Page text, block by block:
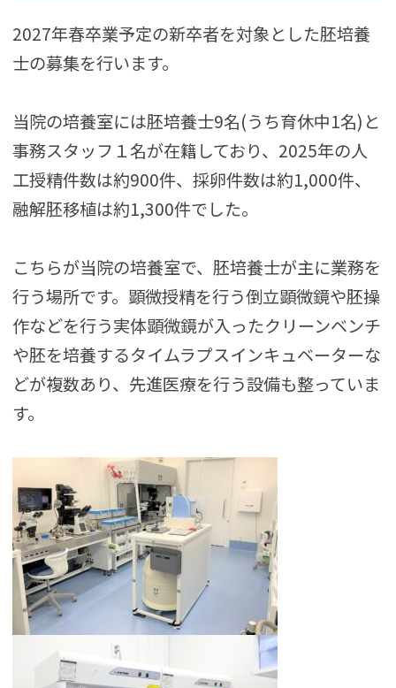
2027年春卒業予定の新卒者を対象とした胚培養
士の募集を行います。
当院の培養室には胚培養士9名(うち育休中1名)と
事務スタッフ１名が在籍しており、2025年の人
工授精件数は約900件、採卵件数は約1,000件、
融解胚移植は約1,300件でした。
こちらが当院の培養室で、胚培養士が主に業務を
行う場所です。顕微授精を行う倒立顕微鏡や胚操
作などを行う実体顕微鏡が入ったクリーンベンチ
や胚を培養するタイムラプスインキュベーターな
どが複数あり、先進医療を行う設備も整っていま
す。